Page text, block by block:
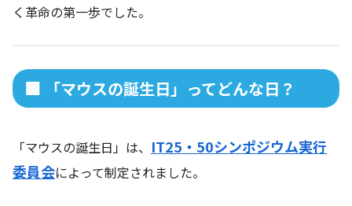
く革命の第一歩でした。
🏢 「マウスの誕生日」ってどんな日？
「マウスの誕生日」は、 IT25・50シンポジウム実行
委員会によって制定されました。